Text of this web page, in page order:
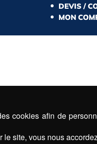
DEVIS /
MON
cookies afin de
le site, vous nous